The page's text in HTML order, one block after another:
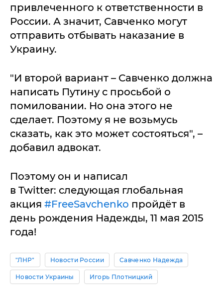
привлеченного к ответственности в
России. А значит, Савченко могут
отправить отбывать наказание в
Украину.
"И второй вариант – Савченко должна
написать Путину с просьбой о
помиловании. Но она этого не
сделает. Поэтому я не возьмусь
сказать, как это может состояться", –
добавил адвокат.
Поэтому он и написал
в Twitter: следующая глобальная
акция #FreeSavchenko пройдёт в
день рождения Надежды, 11 мая 2015
года!
"ЛНР" Новости России Савченко Надежда
Новости Украины Игорь Плотницкий